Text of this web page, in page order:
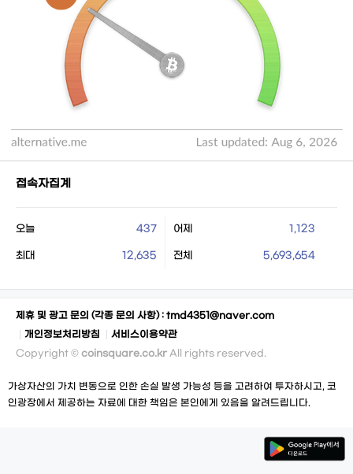
접속자집계
오늘 437 어제 1,123
최대 12,635 전체 5,693,654
제휴 및 광고 문의 (각종 문의 사항) : tmd4351@naver.com
개인정보처리방침
서비스이용약관
Copyright © coinsquare.co.kr All rights reserved.
가상자산의 가치 변동으로 인한 손실 발생 가능성 등을 고려하여 투자하시고, 코
인광장에서 제공하는 자료에 대한 책임은 본인에게 있음을 알려드립니다.